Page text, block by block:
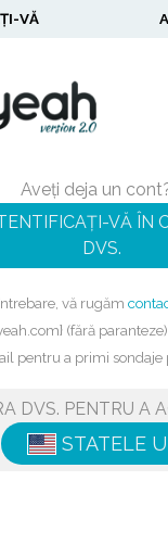
VĂ
Aveți deja un
VĂ ÎN
DVS.
vă rugăm
(fără
pentru a primi sondaje
DVS. PENTRU A
STATELE